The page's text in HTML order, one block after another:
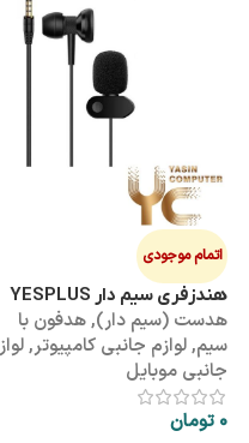
اتمام موجودی
هندزفری سیم دار YESPLUS
YS-113
هدست (سیم دار),هدفون با
سیم,لوازم جانبی کامپیوتر,
جانبی موبایل
0 تومان